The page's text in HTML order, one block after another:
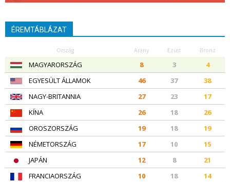
ÉREMTÁBLÁZAT
Ország Arany Ezüst Bronz
MAGYARORSZÁG 8 3
4
EGYESÜLT ÁLLAMOK
46 37
38
NAGY-BRITANNIA
27 23
17
KÍNA
26 18
26
OROSZORSZÁG
19 18
19
NÉMETORSZÁG
17 10
15
JAPÁN
12 8
21
FRANCIAORSZÁG
10 18
14